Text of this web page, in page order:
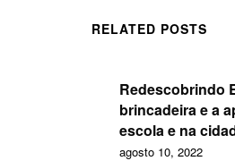
RELATED POSTS
Redescobrindo
brincadeira e a
escola e na
agosto 10, 2022